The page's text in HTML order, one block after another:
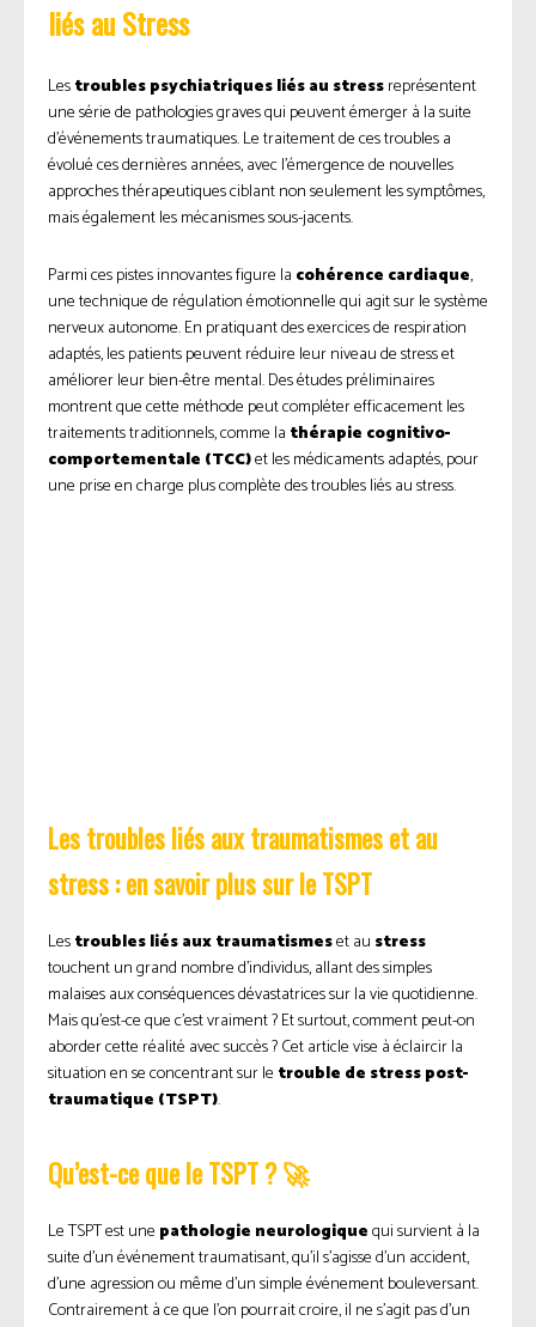
liés au Stress
Lestroubles psychiatriques liés au stressreprésentent
une série de pathologies graves qui peuvent émerger à la suite
d’événements traumatiques. Le traitement de ces troubles a
évolué ces dernières années, avec l’émergence de nouvelles
approches thérapeutiques ciblant non seulement les symptômes,
mais également les mécanismes sous-jacents.
Parmi ces pistes innovantes figure la cohérence cardiaque,
une technique de régulation émotionnelle qui agit sur le système
nerveux autonome. En pratiquant des exercices de respiration
adaptés, les patients peuvent réduire leur niveau de stress et
améliorer leur bien-être mental. Des études préliminaires
montrent que cette méthode peut compléter efficacement les
traitements traditionnels, comme la thérapie cognitivo-
comportementale (TCC)et les médicaments adaptés, pour
une prise en charge plus complète des troubles liés au stress.
Les troubles liés aux traumatismes et au
stress : en savoir plus sur le TSPT
Lestroubles liés aux traumatismeset au stress
touchent un grand nombre d’individus, allant des simples
malaises aux conséquences dévastatrices sur la vie quotidienne.
Mais qu’est-ce que c’est vraiment ? Et surtout, comment peut-on
aborder cette réalité avec succès ? Cet article vise à éclaircir la
situation en se concentrant sur le trouble de stress post-
traumatique (TSPT).
Qu’est-ce que le TSPT ? 🚀
Le TSPT est une pathologie neurologiquequi survient à la
suite d’un événement traumatisant, qu’il s’agisse d’un accident,
d’une agression ou même d’un simple événement bouleversant.
Contrairement à ce que l’on pourrait croire, il ne s’agit pas d’un